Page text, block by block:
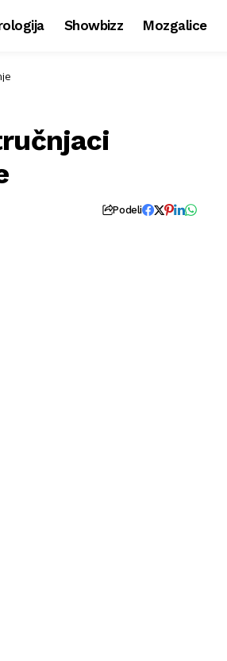
Showbizz Mozgalice
Podeli